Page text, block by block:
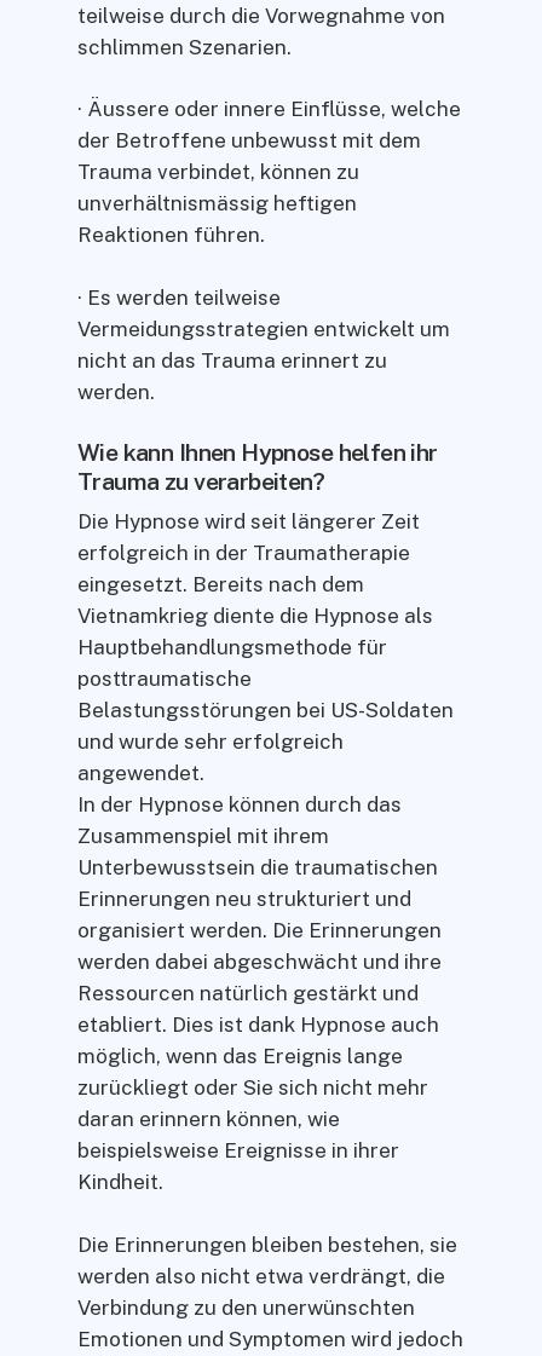
teilweise durch die Vorwegnahme von
schlimmen Szenarien.
· Äussere oder innere Einflüsse, welche
der Betroffene unbewusst mit dem
Trauma verbindet, können zu
unverhältnismässig heftigen
Reaktionen führen.
· Es werden teilweise
Vermeidungsstrategien entwickelt um
nicht an das Trauma erinnert zu
werden.
Wie kann Ihnen Hypnose helfen ihr
Trauma zu verarbeiten?
Die Hypnose wird seit längerer Zeit
erfolgreich in der Traumatherapie
eingesetzt. Bereits nach dem
Vietnamkrieg diente die Hypnose als
Hauptbehandlungsmethode für
posttraumatische
Belastungsstörungen bei US-Soldaten
und wurde sehr erfolgreich
angewendet.
In der Hypnose können durch das
Zusammenspiel mit ihrem
Unterbewusstsein die traumatischen
Erinnerungen neu strukturiert und
organisiert werden. Die Erinnerungen
werden dabei abgeschwächt und ihre
Ressourcen natürlich gestärkt und
etabliert. Dies ist dank Hypnose auch
möglich, wenn das Ereignis lange
zurückliegt oder Sie sich nicht mehr
daran erinnern können, wie
beispielsweise Ereignisse in ihrer
Kindheit.
Die Erinnerungen bleiben bestehen, sie
werden also nicht etwa verdrängt, die
Verbindung zu den unerwünschten
Emotionen und Symptomen wird jedoch